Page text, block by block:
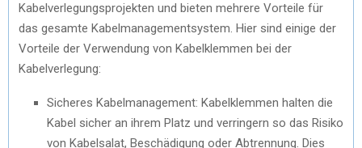
Kabelverlegungsprojekten und bieten mehrere Vorteile für
das gesamte Kabelmanagementsystem. Hier sind einige der
Vorteile der Verwendung von Kabelklemmen bei der
Kabelverlegung:
Sicheres Kabelmanagement: Kabelklemmen halten die
Kabel sicher an ihrem Platz und verringern so das Risiko
von Kabelsalat, Beschädigung oder Abtrennung. Dies